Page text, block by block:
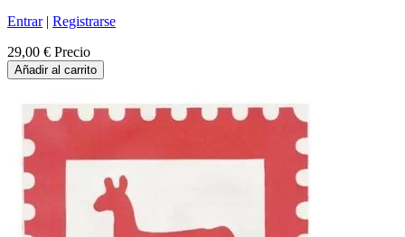
Entrar| Registrarse
29,00 € Precio
Añadir al carrito